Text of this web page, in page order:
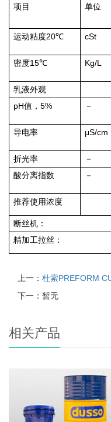
项目 单位
运动粘度20℃ cSt
密度15℃ Kg/L
乳液外观
pH值， 5% －
导电率 μS/cm
折光率 －
酸分离指数
－
推荐使用浓度
断丝机：
精加工拉丝：
上一： 杜索PREFORM
下一：暂无
相关产品